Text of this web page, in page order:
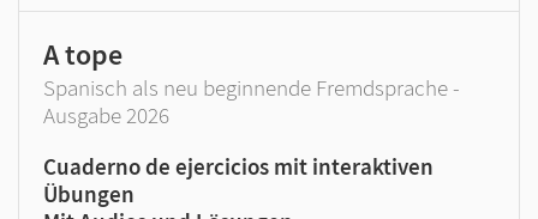
A tope
Spanisch als neu beginnende Fremdsprache -
Ausgabe 2026
Cuaderno de ejercicios mit interaktiven
Übungen